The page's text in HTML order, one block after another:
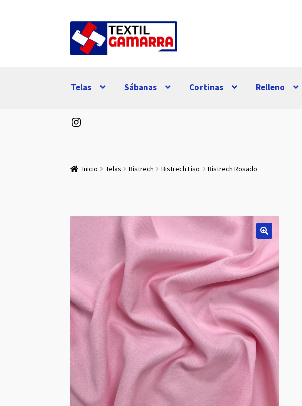
a
al
contenido
Telas Sábanas Cortinas Relleno
Instagram
Inicio Telas Bistrech Bistrech Liso Bistrech Rosado